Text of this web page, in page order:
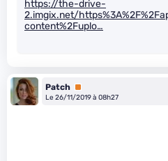
https://the-drive-
2.imgix.net/
content%2Fuplo…
Patch Premium
Le 26/11/2019 à 08h27